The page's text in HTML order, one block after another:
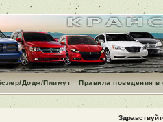
Додж/Плимут Правила поведения